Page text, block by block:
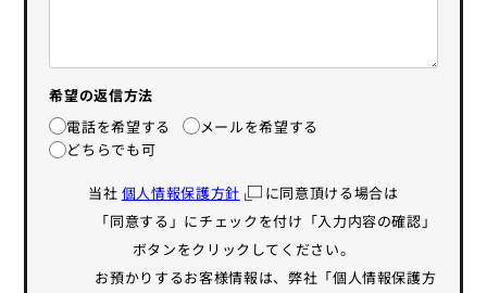
希望の返信方法
電話を希望する
メールを希望する
どちらでも可
当社 個人情報保護方針
に同意頂ける場合は
「同意する」にチェックを付け「入力内容の確認」
ボタンをクリックしてください。
お預かりするお客様情報は、弊社「個人情報保護方